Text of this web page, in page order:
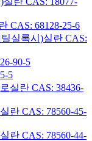
CAS: 68128-25-6
실록시)실란 CAS:
90-5
5
실란 CAS: 38436-
란 CAS: 78560-45-
란 CAS: 78560-44-